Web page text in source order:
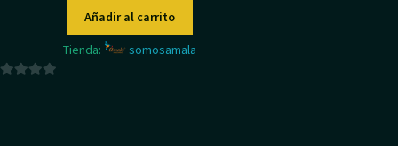
Añadir al carrito
Tienda: somosamala